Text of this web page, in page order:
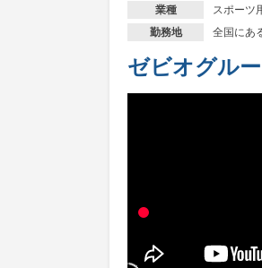
業種 スポーツ
勤務地 全国にあ
ゼビオグル